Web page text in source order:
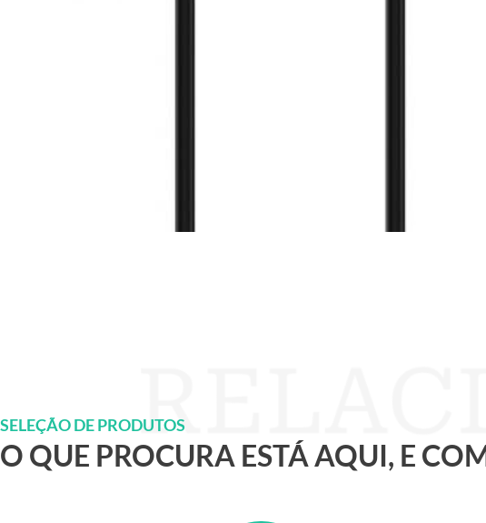
SELEÇÃO DE PRODUTOS
O QUE PROCURA ESTÁ AQUI, E